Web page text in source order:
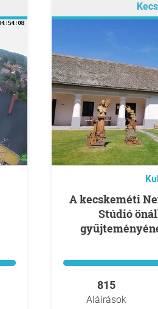
A kecskeméti Nemzetközi Kerámia
Stúdió
815
Aláírások